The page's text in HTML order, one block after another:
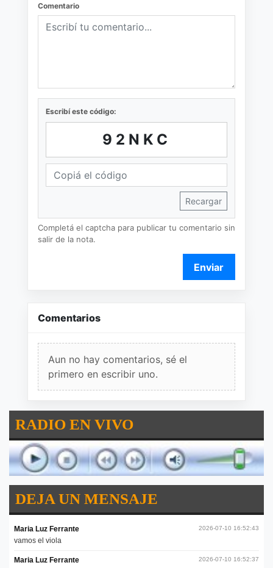
Comentario
Escribí este código:
92NKC
Recargar
Completá el captcha para publicar tu comentario sin
salir de la nota.
Enviar
Comentarios
Aun no hay comentarios, sé el
primero en escribir uno.
RADIO EN VIVO
DEJA UN MENSAJE